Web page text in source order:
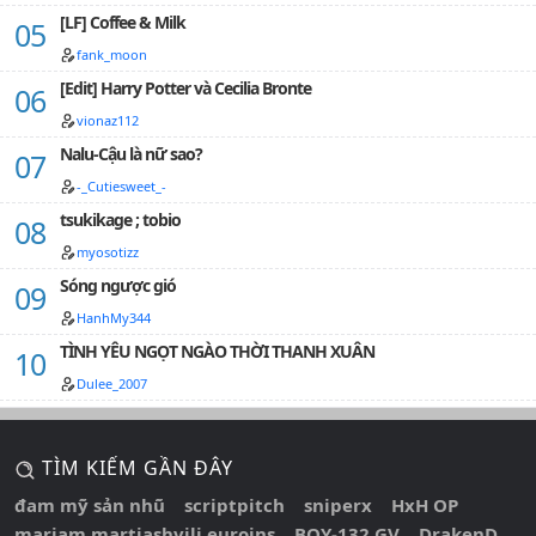
[LF] Coffee & Milk
fank_moon
[Edit] Harry Potter và Cecilia Bronte
vionaz112
Nalu-Cậu là nữ sao?
-_Cutiesweet_-
tsukikage ; tobio
myosotizz
Sóng ngược gió
HanhMy344
TÌNH YÊU NGỌT NGÀO THỜI THANH XUÂN
Dulee_2007
TÌM KIẾM GẦN ĐÂY
đam mỹ sản nhũ scriptpitch sniperx
HxH OP